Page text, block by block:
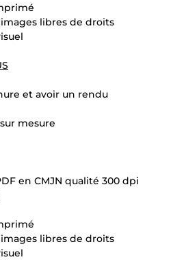
libres de droits
et avoir un rendu
mesure
en CMJN qualité 300 dpi
libres de droits